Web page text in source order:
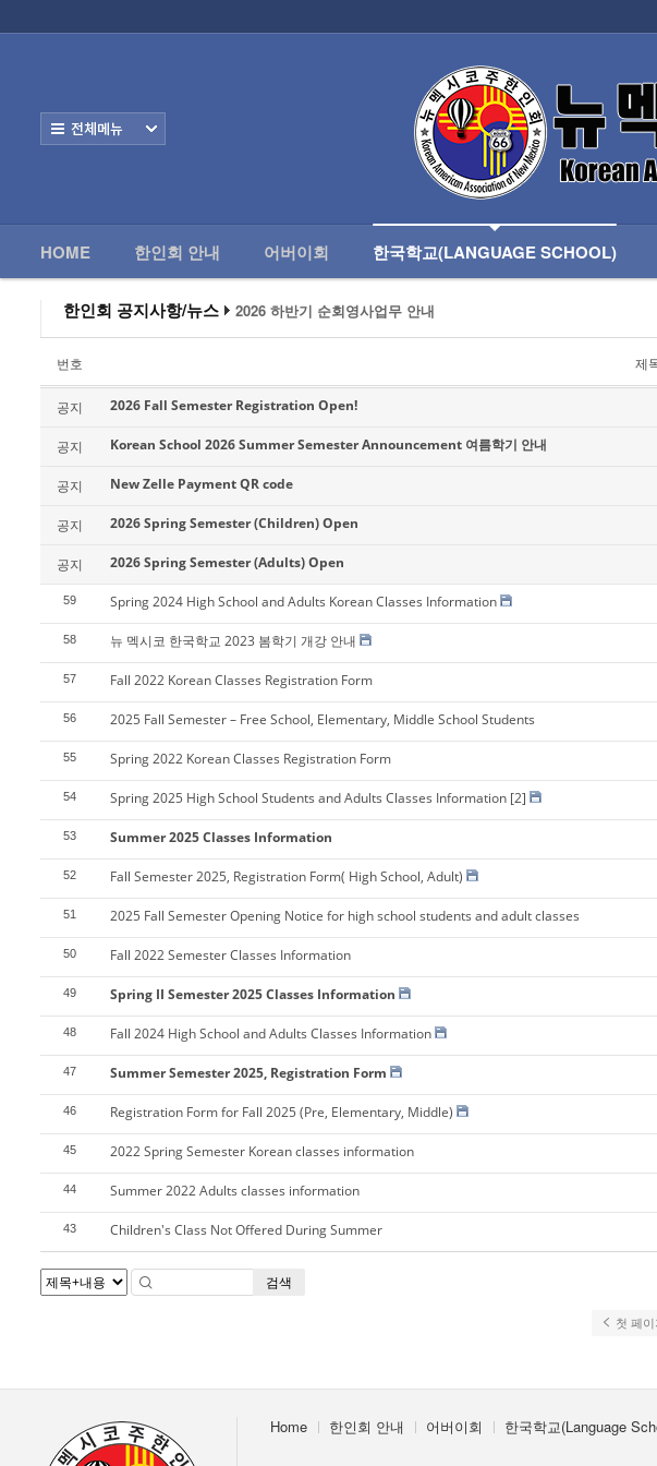
HOME 한인회 안내 어버이회 한국학교(LANGUAGE SCHOOL)
한인회 공지사항/뉴스
2026 하반기 순회영사업무 안내
2026년 3월 10일 상반기 순회 영사업무 안내
2026 하반기 순회영사업무 안내
번호 제
공지 2026 Fall Semester Registration Open!
공지 Korean School 2026 Summer Semester Announcement 여름학기 안내
공지 New Zelle Payment QR code
공지 2026 Spring Semester (Children) Open
공지 2026 Spring Semester (Adults) Open
59 Spring 2024 High School and Adults Korean Classes Information
58 뉴 멕시코 한국학교 2023 봄학기 개강 안내
57 Fall 2022 Korean Classes Registration Form
56 2025 Fall Semester – Free School, Elementary, Middle School Students
55 Spring 2022 Korean Classes Registration Form
54 Spring 2025 High School Students and Adults Classes Information [2]
53 Summer 2025 Classes Information
52 Fall Semester 2025, Registration Form( High School, Adult)
51 2025 Fall Semester Opening Notice for high school students and adult classes
50 Fall 2022 Semester Classes Information
49 Spring II Semester 2025 Classes Information
48 Fall 2024 High School and Adults Classes Information
47 Summer Semester 2025, Registration Form
46 Registration Form for Fall 2025 (Pre, Elementary, Middle)
45 2022 Spring Semester Korean classes information
44 Summer 2022 Adults classes information
43 Children's Class Not Offered During Summer
검색
첫 페이
Home 한인회 안내 어버이회 한국학교(Language
한인회 안내
- 한국학교 교장인사
정보/생활/건강
Contacts